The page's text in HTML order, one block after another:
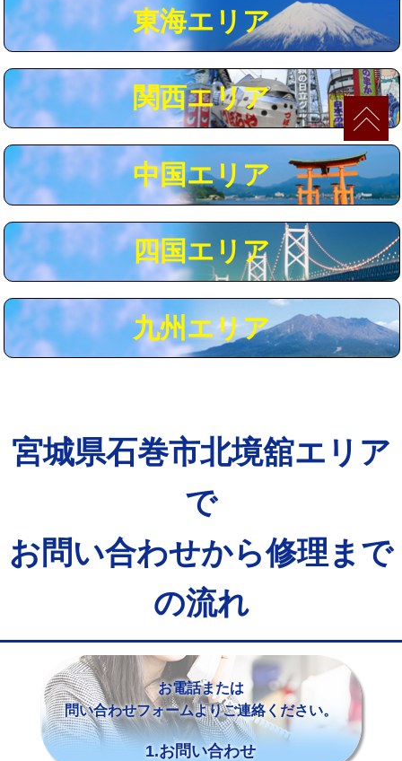
コンクリート斫り（厚さ10㎝まで） 27,500円
コンクリート斫り（厚さ10㎝超え） 38,500円
モルタル補修（厚さ10㎝まで） 27,500円
追加人工 16,500円
※給水管工事は20mmまでの価格です。
東海エリア
関西エリア
中国エリア
四国エリア
九州エリア
宮城県石巻市北境舘エリア
で
お問い合わせから修理まで
の流れ
お電話または
問い合わせフォームよりご連絡ください。
1.お問い合わせ